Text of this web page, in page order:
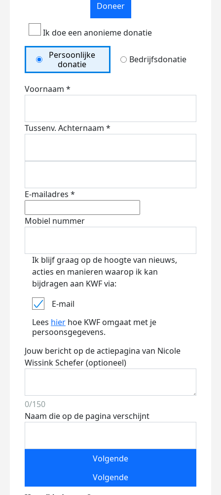
Doneer
Ik doe een anonieme donatie
Persoonlijke
donatie
Bedrijfsdonatie
Voornaam *
Tussenv. Achternaam *
E-mailadres *
Mobiel nummer
Ik blijf graag op de hoogte van nieuws,
acties en manieren waarop ik kan
bijdragen aan KWF via:
E-mail
Lees hier hoe KWF omgaat met je
persoonsgegevens.
Jouw bericht op de actiepagina van Nicole
Wissink Schefer (optioneel)
0/150
Naam die op de pagina verschijnt
Volgende
Volgende